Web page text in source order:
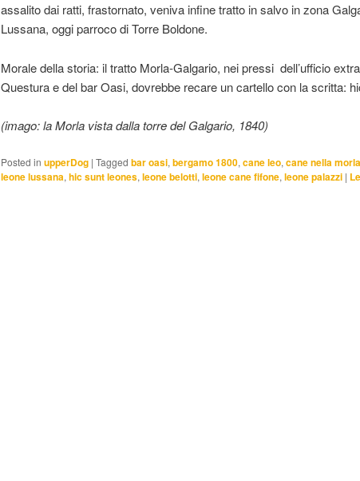
assalito dai ratti, frastornato, veniva infine tratto in salvo in zona
Lussana, oggi parroco di Torre Boldone.
Morale della storia: il tratto Morla-Galgario, nei pressi dell’ufficio
Questura e del bar Oasi, dovrebbe recare un cartello con la scritta:
(imago: la Morla vista dalla torre del Galgario, 1840)
Posted in upperDog | Tagged bar oasi, bergamo 1800, cane leo, cane nella morla
leone lussana, hic sunt leones, leone belotti, leone cane fifone, leone palazzi |